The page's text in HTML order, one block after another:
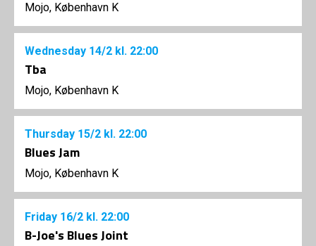
Mojo, København K
Wednesday 14/2 kl. 22:00
Tba
Mojo, København K
Thursday 15/2 kl. 22:00
Blues Jam
Mojo, København K
Friday 16/2 kl. 22:00
B-Joe's Blues Joint